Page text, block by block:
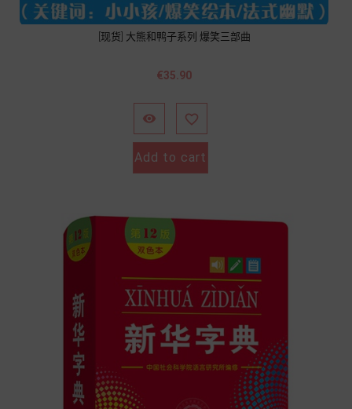
[现货] 大熊和鸭子系列 爆笑三部曲
Price
€35.90
 
Add to cart